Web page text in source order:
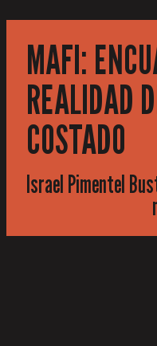
MAFI:
REALIDAD
COSTADO
Israel Pimentel